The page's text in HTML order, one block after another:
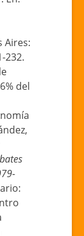
Aires:
232.
del